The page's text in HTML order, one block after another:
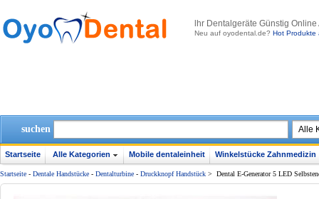
lhr Dentalgeräte Günstig
Neu auf oyodental.de? Hot Produkte
suchen
Startseite Alle Kategorien Mobile dentaleinheit Winkelstücke Zahnmedizin
Startseite - Dentale Handstücke - Dentalturbine - Druckknopf Handstück > Dental E-Generator 5 LED